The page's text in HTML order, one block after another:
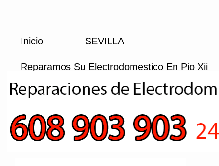
Inicio SEVILLA
Reparamos Su Electrodomestico En Pio Xii